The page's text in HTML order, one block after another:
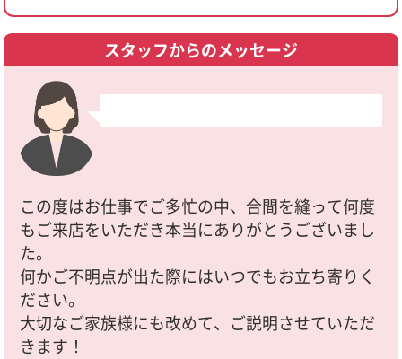
スタッフからのメッセージ
この度はお仕事でご多忙の中、合間を縫って何度
もご来店をいただき本当にありがとうございまし
た。
何かご不明点が出た際にはいつでもお立ち寄りく
ださい。
大切なご家族様にも改めて、ご説明させていただ
きます！